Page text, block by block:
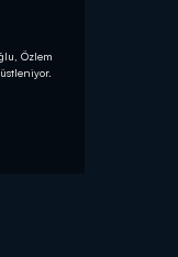
Özlem